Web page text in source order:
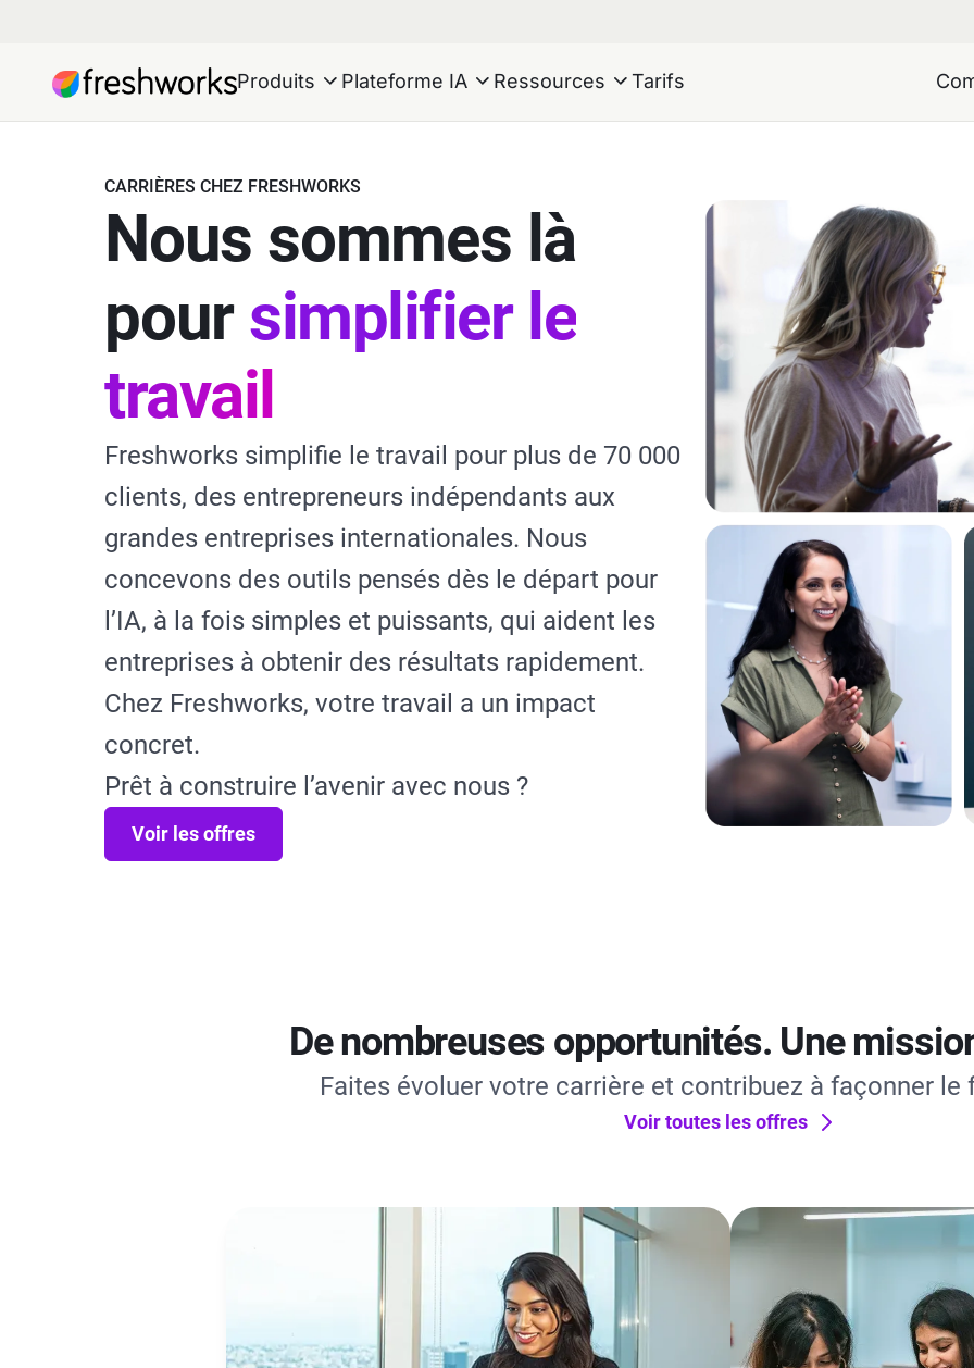
Produits Plateforme IA Ressources Tarifs
CARRIÈRES CHEZ FRESHWORKS
Nous sommes là
poursimplifier le
travail
Freshworks simplifie le travail pour plus de 70 000
clients, des entrepreneurs indépendants aux
grandes entreprises internationales. Nous
concevons des outils pensés dès le départ pour
l’IA, à la fois simples et puissants, qui aident les
entreprises à obtenir des résultats rapidement.
Chez Freshworks, votre travail a un impact
concret.
Prêt à construire l’avenir avec nous ?
Voir les offres
De nombreuses opportunités. Une
Faites évoluer votre carrière et contribuez à façonner le
Voir toutes les offres